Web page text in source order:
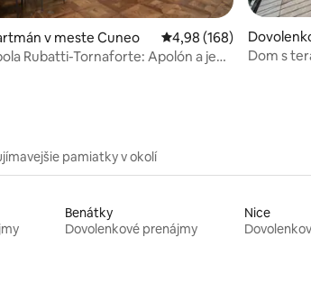
5 z 5, počet hodnotení: 15
v meste Cuneo Priemerné
4,98 (168)
Rubatti-Tornaforte: Apolón a jeho
arbaresco
Dom s
pamiatky v okolí
Benátky
Dovolenkové prenájmy
Nice